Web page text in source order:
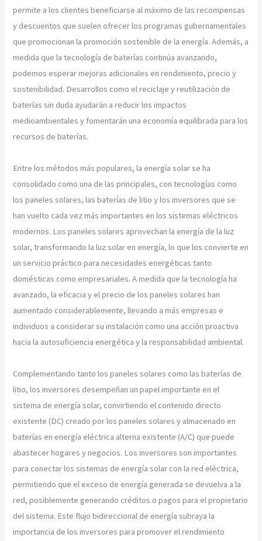
permite a los clientes beneficiarse al máximo de las recompensas
y descuentos que suelen ofrecer los programas gubernamentales
que promocionan la promoción sostenible de la energía. Además, a
medida que la tecnología de baterías continúa avanzando,
podemos esperar mejoras adicionales en rendimiento, precio y
sostenibilidad. Desarrollos como el reciclaje y reutilización de
baterías sin duda ayudarán a reducir los impactos
medioambientales y fomentarán una economía equilibrada para los
recursos de baterías.
Entre los métodos más populares, la energía solar se ha
consolidado como una de las principales, con tecnologías como
los paneles solares, las baterías de litio y los inversores que se
han vuelto cada vez más importantes en los sistemas eléctricos
modernos. Los paneles solares aprovechan la energía de la luz
solar, transformando la luz solar en energía, lo que los convierte en
un servicio práctico para necesidades energéticas tanto
domésticas como empresariales. A medida que la tecnología ha
avanzado, la eficacia y el precio de los paneles solares han
aumentado considerablemente, llevando a más empresas e
individuos a considerar su instalación como una acción proactiva
hacia la autosuficiencia energética y la responsabilidad ambiental.
Complementando tanto los paneles solares como las baterías de
litio, los inversores desempeñan un papel importante en el
sistema de energía solar, convirtiendo el contenido directo
existente (DC) creado por los paneles solares y almacenado en
baterías en energía eléctrica alterna existente (A/C) que puede
abastecer hogares y negocios. Los inversores son importantes
para conectar los sistemas de energía solar con la red eléctrica,
permitiendo que el exceso de energía generada se devuelva a la
red, posiblemente generando créditos o pagos para el propietario
del sistema. Este flujo bidireccional de energía subraya la
importancia de los inversores para promover el rendimiento